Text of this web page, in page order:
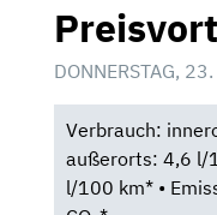
DONNERSTAG,
Verbrauch:
außerorts: 4,6 l/
l/100 km* •